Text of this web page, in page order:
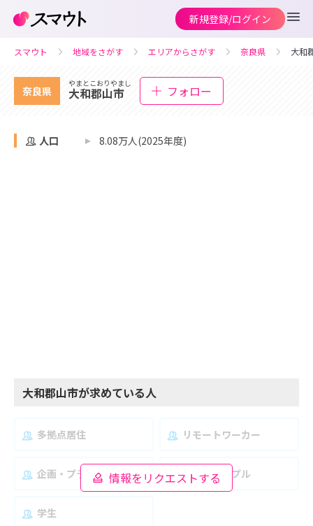
新規登録/ログイン
スマウト 地域をさがす エリアからさがす 奈良県 大和
奈良県
やまとこおりやまし
大和郡山市 フォロー
人口 8.08万人(2025年度)
大和郡山市が求めている人
情報をリクエストする
多拠点居住 リモートワーカー
企画・プランナー 夫婦・カップル
学生